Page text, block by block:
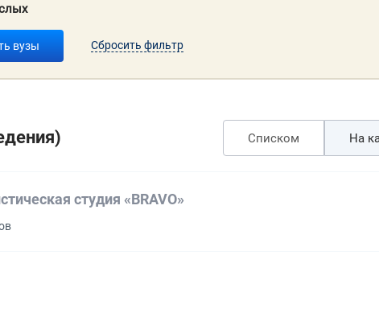
вузы Сбросить фильтр
Списком На
студия «BRAVO»